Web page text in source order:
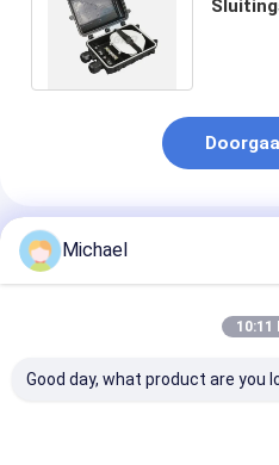
Geadviseerde Producten
Michael
10:11
Good day, what product are you